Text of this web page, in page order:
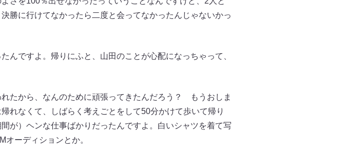
勝に行けてなかったら二度と会ってなかったんじゃないかっ
ですよ。帰りにふと、山田のことが心配になっちゃって、
たから、なんのために頑張ってきたんだろう？ もうおしま
れなくて、しばらく考えごとをして50分かけて歩いて帰り
が）ヘンな仕事ばかりだったんですよ。白いシャツを着て写
ーディションとか。